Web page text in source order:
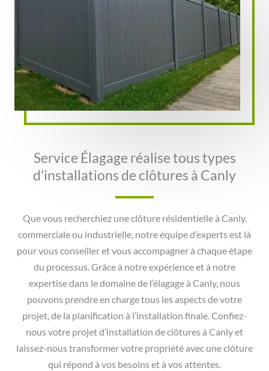
Service Élagage réalise tous types
d'installations de clôtures à Canly
Que vous recherchiez une clôture résidentielle à Canly,
commerciale ou industrielle, notre équipe d’experts est là
pour vous conseiller et vous accompagner à chaque étape
du processus. Grâce à notre expérience et à notre
expertise dans le domaine de l’élagage à Canly, nous
pouvons prendre en charge tous les aspects de votre
projet, de la planification à l’installation finale. Confiez-
nous votre projet d’installation de clôtures à Canly et
laissez-nous transformer votre propriété avec une clôture
qui répond à vos besoins et à vos attentes.